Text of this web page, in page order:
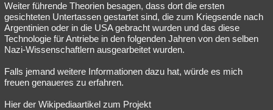
Weiter führende Theorien besagen, dass dort die ersten
gesichteten Untertassen gestartet sind, die zum Kriegsende nach
Argentinien oder in die USA gebracht wurden und das diese
Technologie für Antriebe in den folgenden Jahren von den selben
Nazi-Wissenschaftlern ausgearbeitet wurden.
Falls jemand weitere Informationen dazu hat, würde es mich
freuen genaueres zu erfahren.
Hier der Wikipediaartikel zum Projekt